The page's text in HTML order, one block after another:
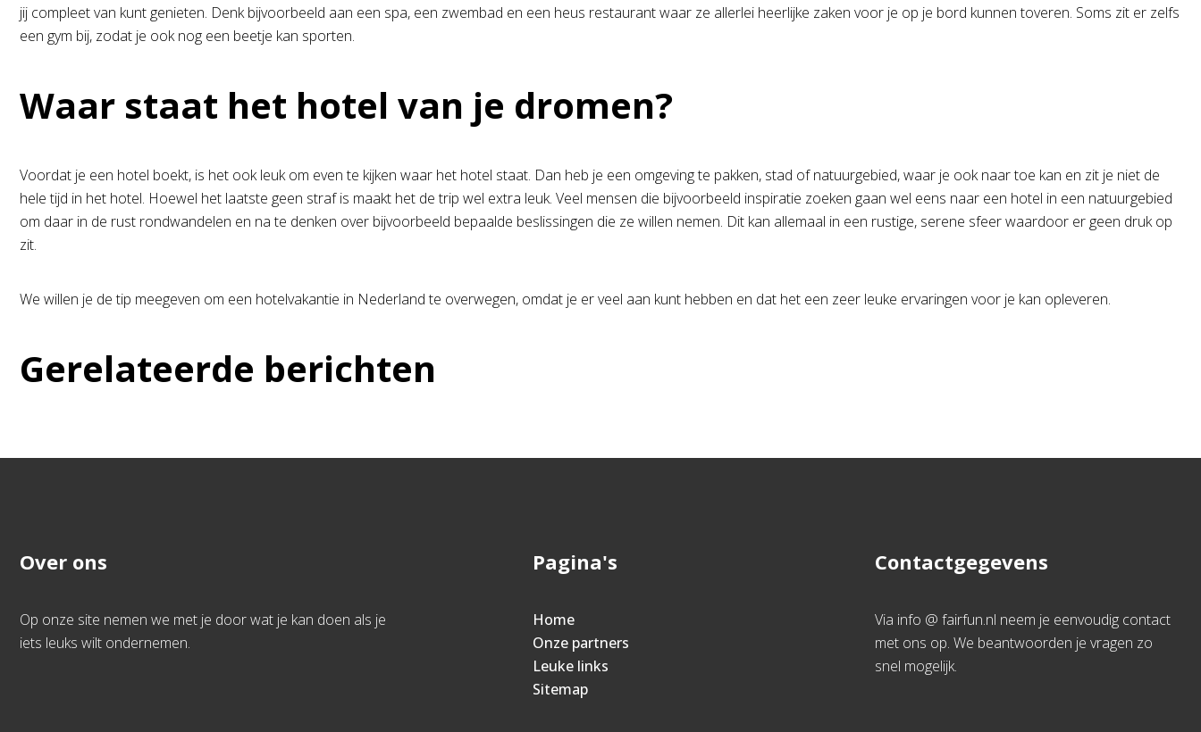
jij compleet van kunt genieten. Denk bijvoorbeeld aan een spa, een zwembad en een heus restaurant waar ze allerlei heerlijke zaken voor je op je bord kunnen toveren. Soms zit er zelfs
een gym bij, zodat je ook nog een beetje kan sporten.
Waar staat het hotel van je dromen?
Voordat je een hotel boekt, is het ook leuk om even te kijken waar het hotel staat. Dan heb je een omgeving te pakken, stad of natuurgebied, waar je ook naar toe kan en zit je niet de
hele tijd in het hotel. Hoewel het laatste geen straf is maakt het de trip wel extra leuk. Veel mensen die bijvoorbeeld inspiratie zoeken gaan wel eens naar een hotel in een natuurgebied
om daar in de rust rondwandelen en na te denken over bijvoorbeeld bepaalde beslissingen die ze willen nemen. Dit kan allemaal in een rustige, serene sfeer waardoor er geen druk op
zit.
We willen je de tip meegeven om een hotelvakantie in Nederland te overwegen, omdat je er veel aan kunt hebben en dat het een zeer leuke ervaringen voor je kan opleveren.
Gerelateerde berichten
Over ons
Op onze site nemen we met je door wat je kan doen als je
iets leuks wilt ondernemen.
Pagina's
Home
Onze partners
Leuke links
Sitemap
Contactgegevens
Via info @ fairfun.nl neem je eenvoudig contact
met ons op. We beantwoorden je vragen zo
snel mogelijk.